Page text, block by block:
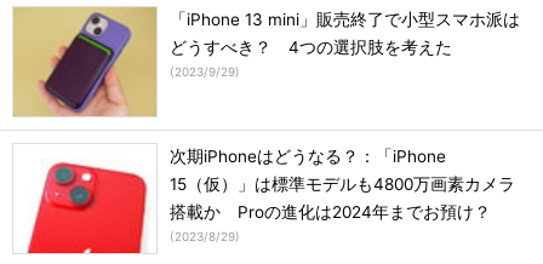
「iPhone 13 mini」販売終了で小型スマホ派は
どうすべき？ 4つの選択肢を考えた
(2023/9/29)
次期iPhoneはどうなる？：「iPhone
15（仮）」は標準モデルも4800万画素カメラ
搭載か Proの進化は2024年までお預け？
(2023/8/29)